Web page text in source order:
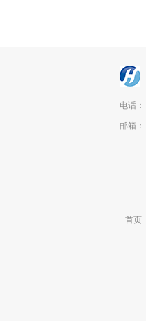
电话：
邮箱：
首页